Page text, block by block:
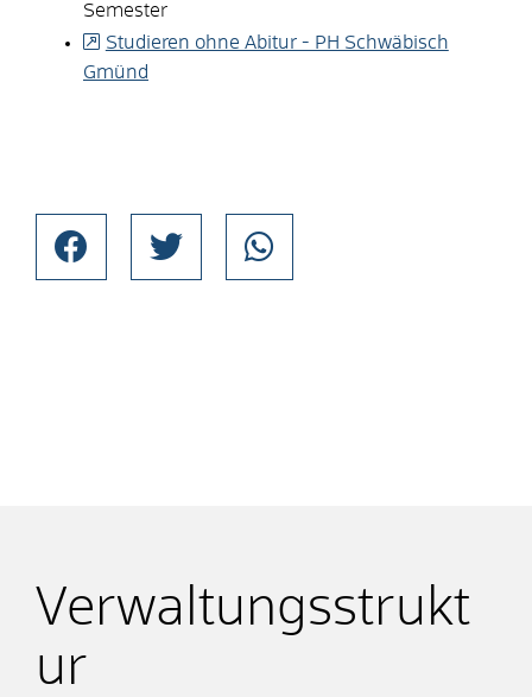
Semester
Studieren ohne Abitur - PH Schwäbisch
Gmünd
Verwaltungsstrukt
ur